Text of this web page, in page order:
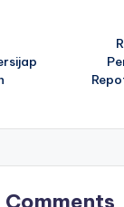
Comments